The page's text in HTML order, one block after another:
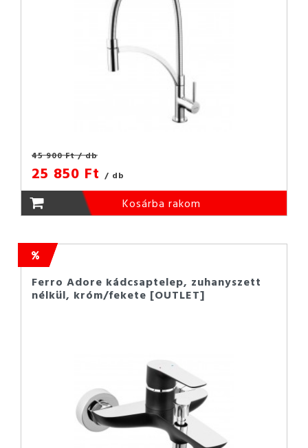
45 900 Ft/ db
25 850 Ft / db
Kosárba rakom
Ferro Adore kádcsaptelep, zuhanyszett
nélkül, króm/fekete [OUTLET]